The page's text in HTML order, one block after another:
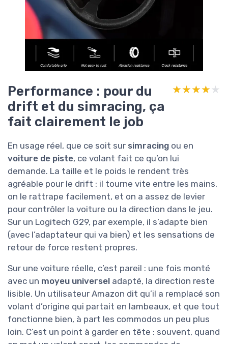
Performance : pour du
drift et du simracing, ça
fait clairement le job
★★★★★
★★★★★
En usage réel, que ce soit sur simracing ou en
voiture de piste, ce volant fait ce qu’on lui
demande. La taille et le poids le rendent très
agréable pour le drift : il tourne vite entre les mains,
on le rattrape facilement, et on a assez de levier
pour contrôler la voiture ou la direction dans le jeu.
Sur un Logitech G29, par exemple, il s’adapte bien
(avec l’adaptateur qui va bien) et les sensations de
retour de force restent propres.
Sur une voiture réelle, c’est pareil : une fois monté
avec un moyeu universel adapté, la direction reste
lisible. Un utilisateur Amazon dit qu’il a remplacé son
volant d’origine qui partait en lambeaux, et que tout
fonctionne bien, à part les commodos un peu plus
loin. C’est un point à garder en tête : souvent, quand